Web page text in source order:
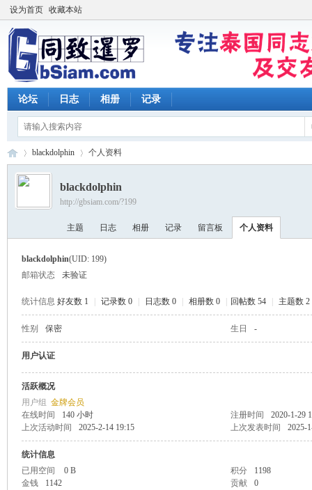
设为首页 收藏本站
论坛 日志 相册 记录
›
blackdolphin 个人资料
blackdolphin
http://gbsiam.com/?199
主题 日志 相册 记录 留言板 个人资料
blackdolphin(UID: 199)
邮箱状态
未验证
统计信息 好友数 1 记录数 0 日志数 0 相册数 0 回帖数 54 主题数 2
性别 保密 生日 -
用户认证
活跃概况
用户组 金牌会员
在线时间
140 小时 注册时间
2020-1-29
上次活动时间
2025-2-14 19:15 上次发表时间 2025-
统计信息
已用空间
0 B 积分
1198
金钱
1142 贡献
0